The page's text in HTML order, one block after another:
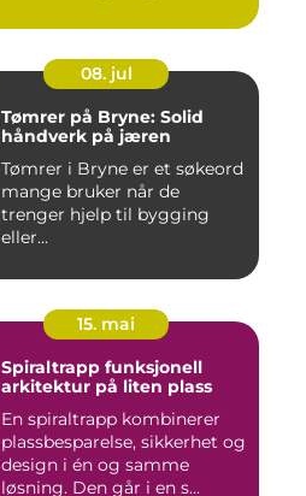
08. jul
Tømrer på Bryne: Solid
håndverk på jæren
Tømrer i Bryne er et søkeord
mange bruker når de
trenger hjelp til bygging
eller...
15. mai
Spiraltrapp funksjonell
arkitektur på liten plass
En spiraltrapp kombinerer
plassbesparelse, sikkerhet og
design i én og samme
løsning. Den går i en s...